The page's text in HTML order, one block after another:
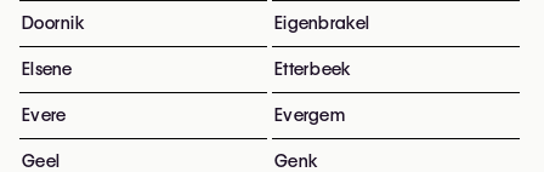
Doornik Eigenbrakel
Elsene Etterbeek
Evere Evergem
Geel Genk